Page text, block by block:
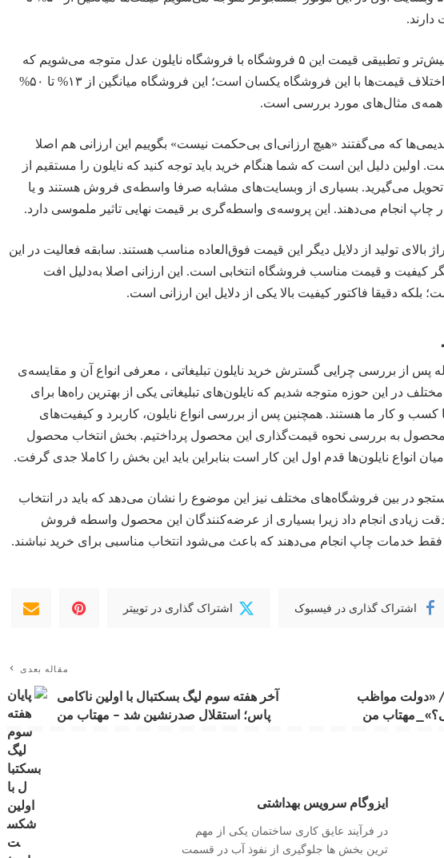
با بررسی بیش‌تر و تطبیقی قیمت این ۵ فروشگاه با فروشگاه نایلون عدل متوجه می‌شویم که
دقیقا عدد اختلاف قیمت‌ها با این فروشگاه یکسان است؛ این فروشگاه میانگین از ۱۳% تا ۵۰%
همه‌ی مثال‌های مورد بررسی است.
قدیمی‌ها که می‌گفتند «هیچ ارزانی‌ای بی‌‌حکمت نیست» بگوییم این ارزانی هم اصلا
اولین دلیل این است که شما هنگام خرید باید توجه کنید که نایلون را مستقیم از
تحویل می‌گیرید. بسیاری از وبسایت‌های مشابه صرفا واسطه‌ی فروش هستند و یا
چاپ انجام می‌دهند. این پروسه‌ی واسطه‌گری بر قیمت نهایی تاثیر ملموسی دارد.
بالای تولید از دلایل دیگر این قیمت فوق‌العاده مناسب هستند. سابقه فعالیت در این
کیفیت و قیمت مناسب فروشگاه انتخابی است. این ارزانی اصلا به‌دلیل افت
بلکه دقیقا فاکتور کیفیت بالا یکی از دلایل این ارزانی است.
پس از بررسی چرایی گسترش خرید نایلون‌ تبلیغاتی ، معرفی انواع آن و مقایسه‌ی
در این حوزه متوجه شدیم که نایلون‌های تبلیغاتی یکی از بهترین راه‌ها برای
کسب و کار ما هستند. همچنین پس از بررسی انواع نایلون، کاربرد و کیفیت‌های
محصول به بررسی نحوه قیمت‌گذاری این محصول پرداختیم. بخش انتخاب محصول
انواع نایلون‌ها قدم اول این کار است بنابراین باید این بخش را کاملا جدی گرفت.
در بین فروشگاه‌های مختلف نیز این موضوع را نشان می‌دهد که باید در انتخاب
زیادی انجام داد زیرا بسیاری از عرضه‌کنندگان این محصول واسطه فروش
فقط خدمات چاپ انجام می‌دهند که باعث می‌شود انتخاب مناسبی برای خرید نباشند.
اشتراک گذاری در فیسبوک اشتراک گذاری در توییتر
تسنیم شماره ۹۲۳/ «دولت مواظب
من
مقاله بعدی
آخر هفته سوم لیگ بسکتبال با اولین ناکامی
پاس؛ استقلال صدرنشین شد – مهتاب من
ایزوگام سرویس بهداشتی
در فرآیند عایق کاری ساختمان یکی از مهم
ترین بخش ها جلوگیری از نفوذ آب در قسمت